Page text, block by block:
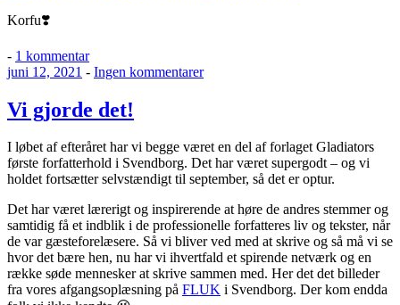
Korfu❣️
- 1 kommentartil
Korfu
Udgivet
juni 12, 2021 - Ingen kommentarertil
Vi gjorde det!
I løbet af efteråret har vi begge været en del af forlaget Gladiators
første forfatterhold i Svendborg. Det har været supergodt – og vi
holdet fortsætter selvstændigt til september, så det er optur.
Det har været lærerigt og inspirerende at høre de andres stemmer og
samtidig få et indblik i de professionelle forfatteres liv og tekster, når
de var gæsteforelæsere. Så vi bliver ved med at skrive og så må vi se
hvor det bære hen, nu har vi ihvertfald et spirende netværk og en
række søde mennesker at skrive sammen med. Her det det billeder
fra vores afgangsoplæsning på FLUK i Svendborg. Der kom endda